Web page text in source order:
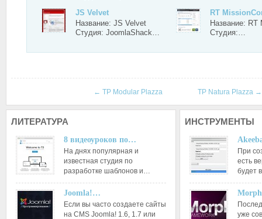
JS Velvet
Название: JS Velvet
Студия: JoomlaShack…
RT
Название: RT
Студия:…
← TP Modular Plazza TP Natura Plazza →
ЛИТЕРАТУРА
8 видеоуроков по…
На днях популярная и
известная студия по
разработке шаблонов и…
Joomla!…
Если вы часто создаете сайты
на CMS Joomla! 1.6, 1.7 или
ИНСТРУМЕНТЫ
При
есть
будет
уже